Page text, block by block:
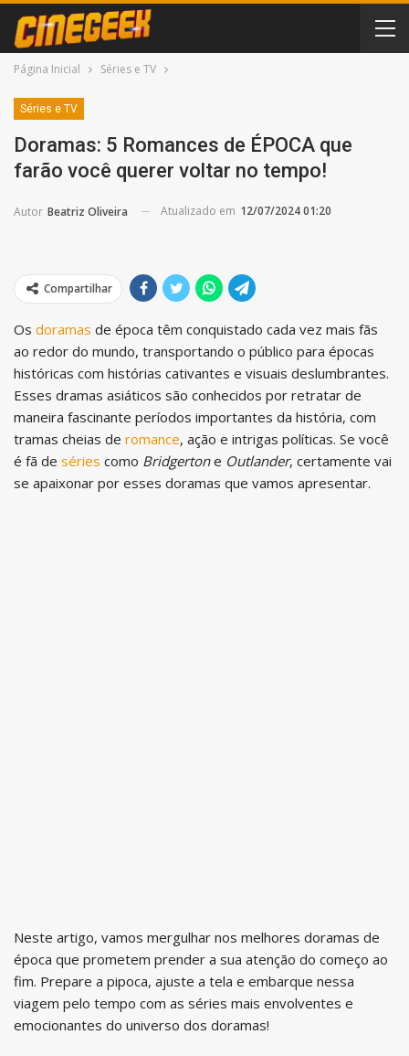
Página Inicial Séries e TV
Séries e TV
Doramas: 5 Romances de ÉPOCA que
farão você querer voltar no tempo!
Autor Beatriz Oliveira Atualizado em 12/07/2024 01:20
Compartilhar
Os doramas de época têm conquistado cada vez mais fãs
ao redor do mundo, transportando o público para épocas
históricas com histórias cativantes e visuais deslumbrantes.
Esses dramas asiáticos são conhecidos por retratar de
maneira fascinante períodos importantes da história, com
tramas cheias de romance, ação e intrigas políticas. Se você
é fã de séries como Bridgertone Outlander, certamente vai
se apaixonar por esses doramas que vamos apresentar.
Neste artigo, vamos mergulhar nos melhores doramas de
época que prometem prender a sua atenção do começo ao
fim. Prepare a pipoca, ajuste a tela e embarque nessa
viagem pelo tempo com as séries mais envolventes e
emocionantes do universo dos doramas!